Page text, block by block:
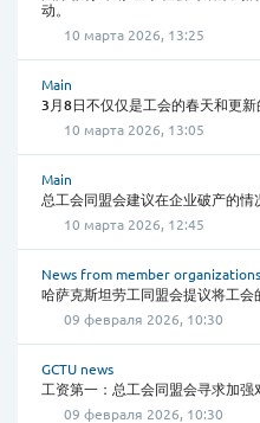
动。
10 марта 2026, 13:25
Main
3月8日不仅仅是工会的春天和更新
10 марта 2026, 13:05
Main
总工会同盟会建议在企业破产的情
10 марта 2026, 12:45
News from member organizations
哈萨克斯坦劳工同盟会提议将工会
09 февраля 2026, 10:30
GCTU news
工资第一：总工会同盟会寻求加
09 февраля 2026, 10:30